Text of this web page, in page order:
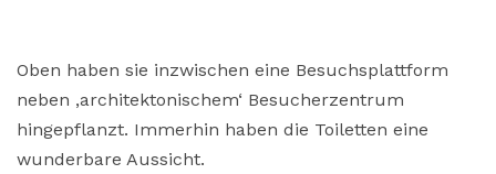
Oben haben sie inzwischen eine Besuchsplattform
neben ‚architektonischem‘ Besucherzentrum
hingepflanzt. Immerhin haben die Toiletten eine
wunderbare Aussicht.